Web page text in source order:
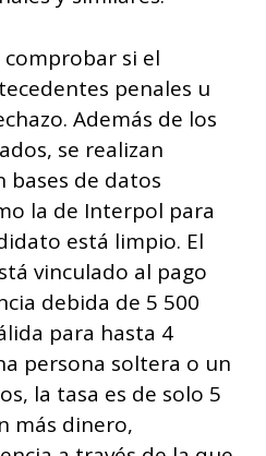
comprobar si el
penales u
Además de los
se realizan
bases de datos
la de Interpol para
está limpio. El
vinculado al pago
debida de 5 500
para hasta 4
persona soltera o un
la tasa es de solo 5
más dinero,